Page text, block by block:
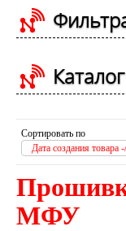
Сортировать по
Дата создания товара
МФУ